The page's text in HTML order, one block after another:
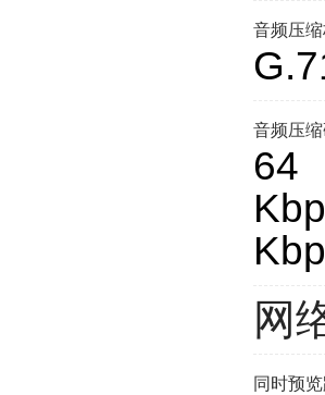
音频压
音频压
64
网
同时预